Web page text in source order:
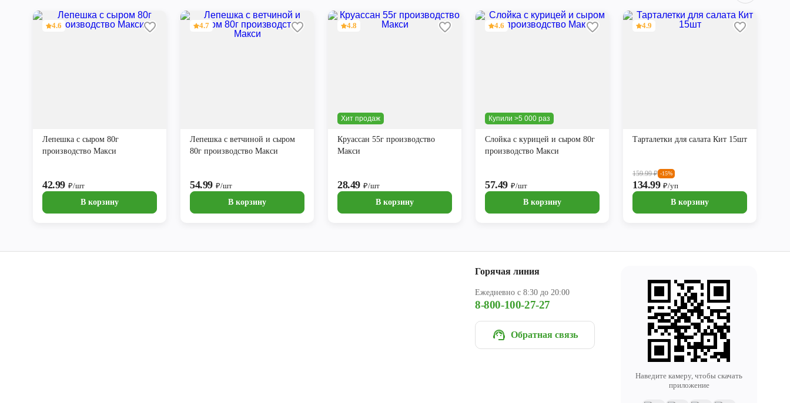
4.6
Лепешка с сыром 80г
производство Макси
42.99 ₽/шт
В корзину
4.7
Лепешка с ветчиной и сыром
80г производство Макси
54.99 ₽/шт
В корзину
Хит продаж
4.8
Круассан 55г производство
Макси
28.49 ₽/шт
В корзину
Купили >5 000 раз
4.6
Слойка с курицей и сыром 80г
производство Макси
57.49 ₽/шт
В корзину
4.9
Тарталетки для салата Кит 15шт
159.99₽ -15%
134.99₽/уп
В корзину
Горячая линия
Ежедневно с 8:30 до 20:00
8-800-100-27-27
Обратная связь
Наведите камеру, чтобы скачать
приложение